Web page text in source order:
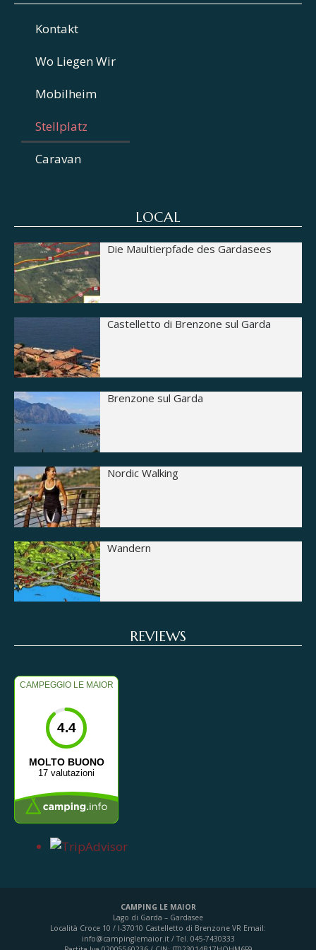
Kontakt
Wo Liegen Wir
Mobilheim
Stellplatz
Caravan
LOCAL
Die Maultierpfade des Gardasees
Castelletto di Brenzone sul Garda
Brenzone sul Garda
Nordic Walking
Wandern
REVIEWS
CAMPEGGIO LE MAIOR
4.4
MOLTO BUONO
17 valutazioni
CAMPING LE MAIOR
Lago di Garda – Gardasee
Località Croce 10 / I-37010 Castelletto di Brenzone VR Email:
info@campinglemaior.it / Tel. 045-7430333